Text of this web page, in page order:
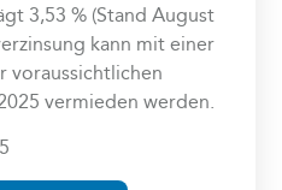
3,53 % (Stand August
kann mit einer
voraussichtlichen
vermieden werden.